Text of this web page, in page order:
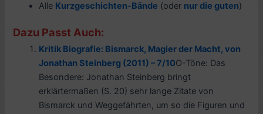
Alle Kurzgeschichten-Bände (oder nur die guten)
Dazu Passt Auch:
Kritik Biografie: Bismarck, Magier der Macht, von
Jonathan Steinberg (2011) – 7/10O-Töne: Das
Besondere: Jonathan Steinberg bringt
erklärtermaßen (S. 20) sehr lange Zitate von
Bismarck und Weggefährten, um so die Figuren und